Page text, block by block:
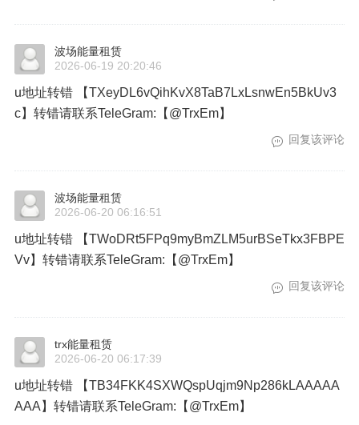
波场能量租赁
2026-06-19 20:20:46
u地址转错 【TXeyDL6vQihKvX8TaB7LxLsnwEn5BkUv3
c】转错请联系TeleGram:【@TrxEm】
回复该评论
波场能量租赁
2026-06-20 06:16:51
u地址转错 【TWoDRt5FPq9myBmZLM5urBSeTkx3FBPE
Vv】转错请联系TeleGram:【@TrxEm】
回复该评论
trx能量租赁
2026-06-20 06:17:39
u地址转错 【TB34FKK4SXWQspUqjm9Np286kLAAAAA
AAA】转错请联系TeleGram:【@TrxEm】